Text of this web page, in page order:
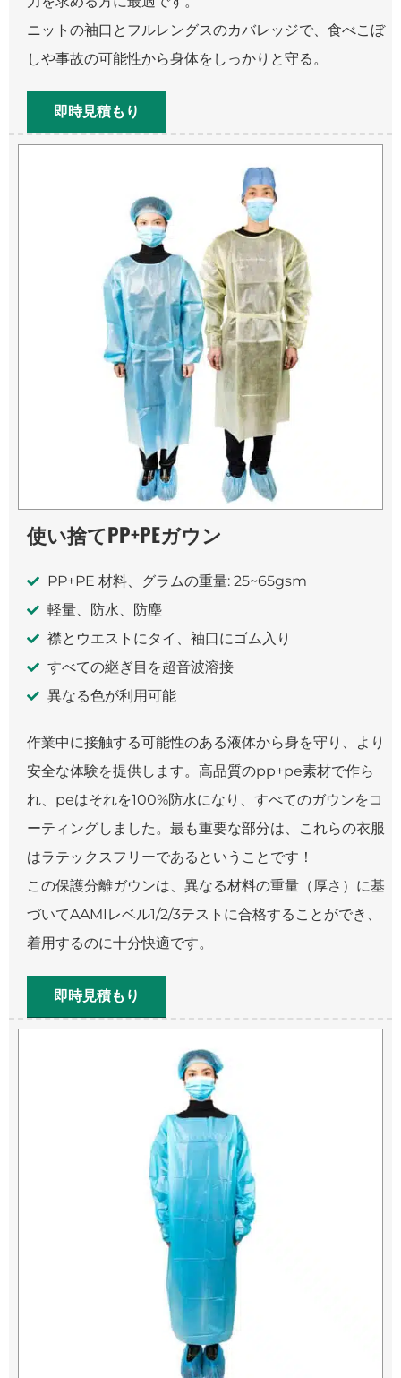
ニットの袖口とフルレングスのカバレッジで、食べこぼ
しや事故の可能性から身体をしっかりと守る。
即時見積もり
使い捨てPP+PEガウン
PP+PE 材料、グラムの重量: 25~65gsm
軽量、防水、防塵
襟とウエストにタイ、袖口にゴム入り
すべての継ぎ目を超音波溶接
異なる色が利用可能
作業中に接触する可能性のある液体から身を守り、より
安全な体験を提供します。高品質のpp+pe素材で作ら
れ、peはそれを100%防水になり、すべてのガウンをコ
ーティングしました。最も重要な部分は、これらの衣服
はラテックスフリーであるということです！
この保護分離ガウンは、異なる材料の重量（厚さ）に基
づいてAAMIレベル1/2/3テストに合格することができ、
着用するのに十分快適です。
即時見積もり